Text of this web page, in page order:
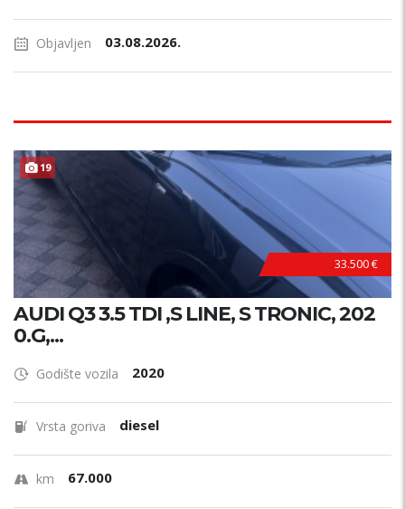
Objavljen 03.08.2026.
19
33.500 €
AUDI Q3 3.5 TDI ,S LINE, S TRONIC, 202
0.G,...
Godište vozila 2020
Vrsta goriva diesel
km 67.000